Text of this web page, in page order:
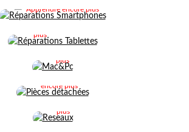
Apprendre encore plus
TABLETTES
plus
MAC&PC
Apprendre
plus
PIÈCES
DÉTACHÉES
encore plus
RESEAUX
Apprendre
plus
MAGASINS
Apprendre